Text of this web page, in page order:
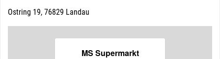
Ostring 19, 76829 Landau
MS Supermarkt